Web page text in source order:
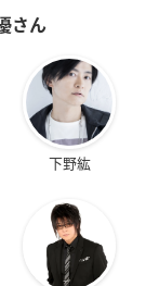
さん
下野紘